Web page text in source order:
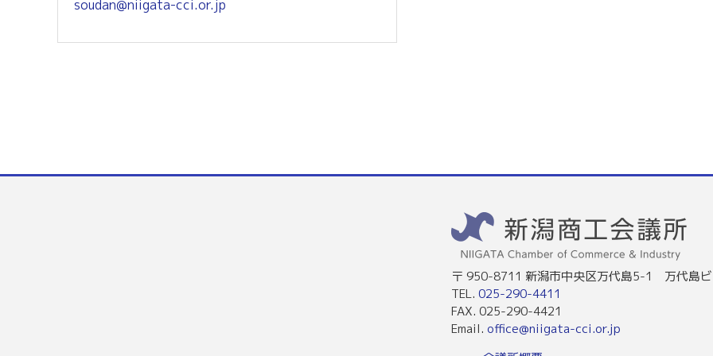
soudan@niigata-cci.or.jp
〒 950-8711 新潟市中央区万代島5-1 万代島
TEL. 025-290-4411
FAX. 025-290-4421
Email. office@niigata-cci.or.jp